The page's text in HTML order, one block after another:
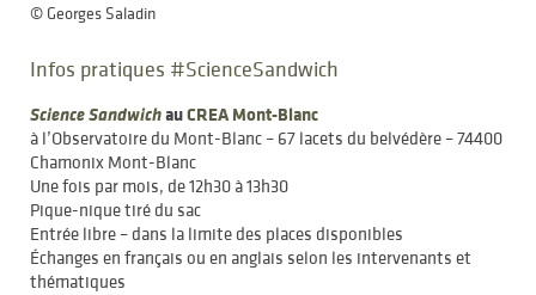
© Georges Saladin
Infos pratiques #ScienceSandwich
Science SandwichauCREA Mont-Blanc
à l’Observatoire du Mont-Blanc – 67 lacets du belvédère – 74400
Chamonix Mont-Blanc
Une fois par mois, de 12h30 à 13h30
Pique-nique tiré du sac
Entrée libre – dans la limite des places disponibles
Échanges en français ou en anglais selon les intervenants et
thématiques